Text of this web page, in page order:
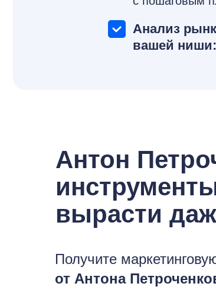
Анализ
вашей
Антон
вырасти
Получите
от Антона